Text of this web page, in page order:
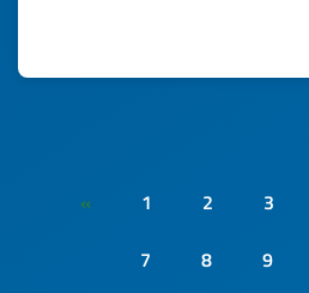
« 1 2 3
7
8 9